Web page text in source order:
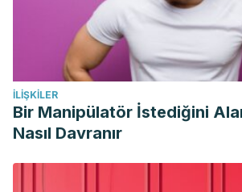
İLIŞKILER
Bir Manipülatör İstediğini
Nasıl Davranır